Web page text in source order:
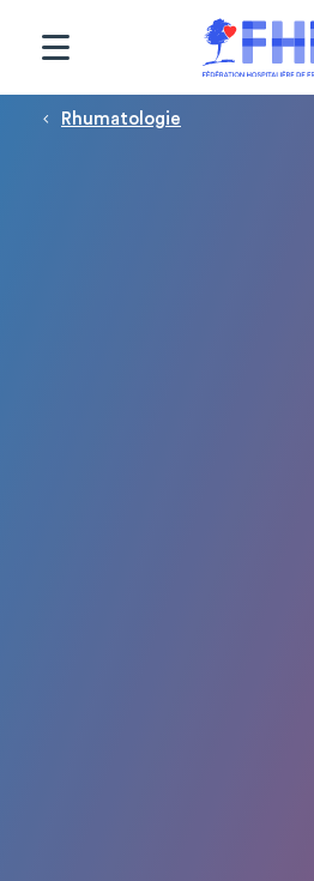
Fil d'Ariane
Rhumatologie
Panneau de gestion des cookies